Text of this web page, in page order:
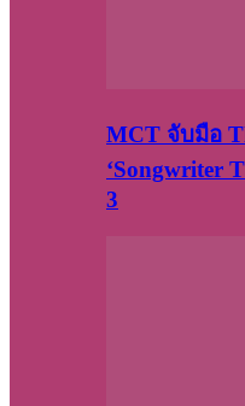
MCT จับมือ
‘Songwriter
3